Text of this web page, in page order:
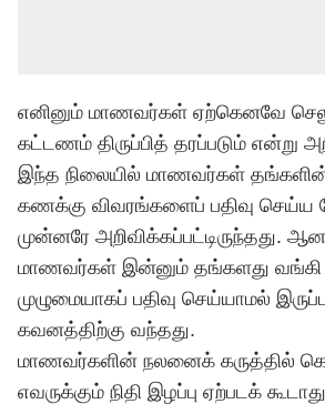
எனினும் மாணவர்கள் ஏற்கெனவே
கட்டணம் திருப்பித் தரப்படும் என்று
இந்த நிலையில் மாணவர்கள் தங்களின்
கணக்கு விவரங்களைப் பதிவு
முன்னரே அறிவிக்கப்பட்டிருந்தது.
மாணவர்கள் இன்னும் தங்களது
முழுமையாகப் பதிவு செய்யாமல்
கவனத்திற்கு வந்தது.
மாணவர்களின் நலனைக் கருத்தில்
எவருக்கும் நிதி இழப்பு ஏற்படக்